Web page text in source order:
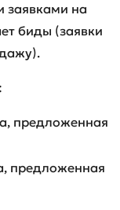
заявками на
биды (заявки
предложенная
предложенная